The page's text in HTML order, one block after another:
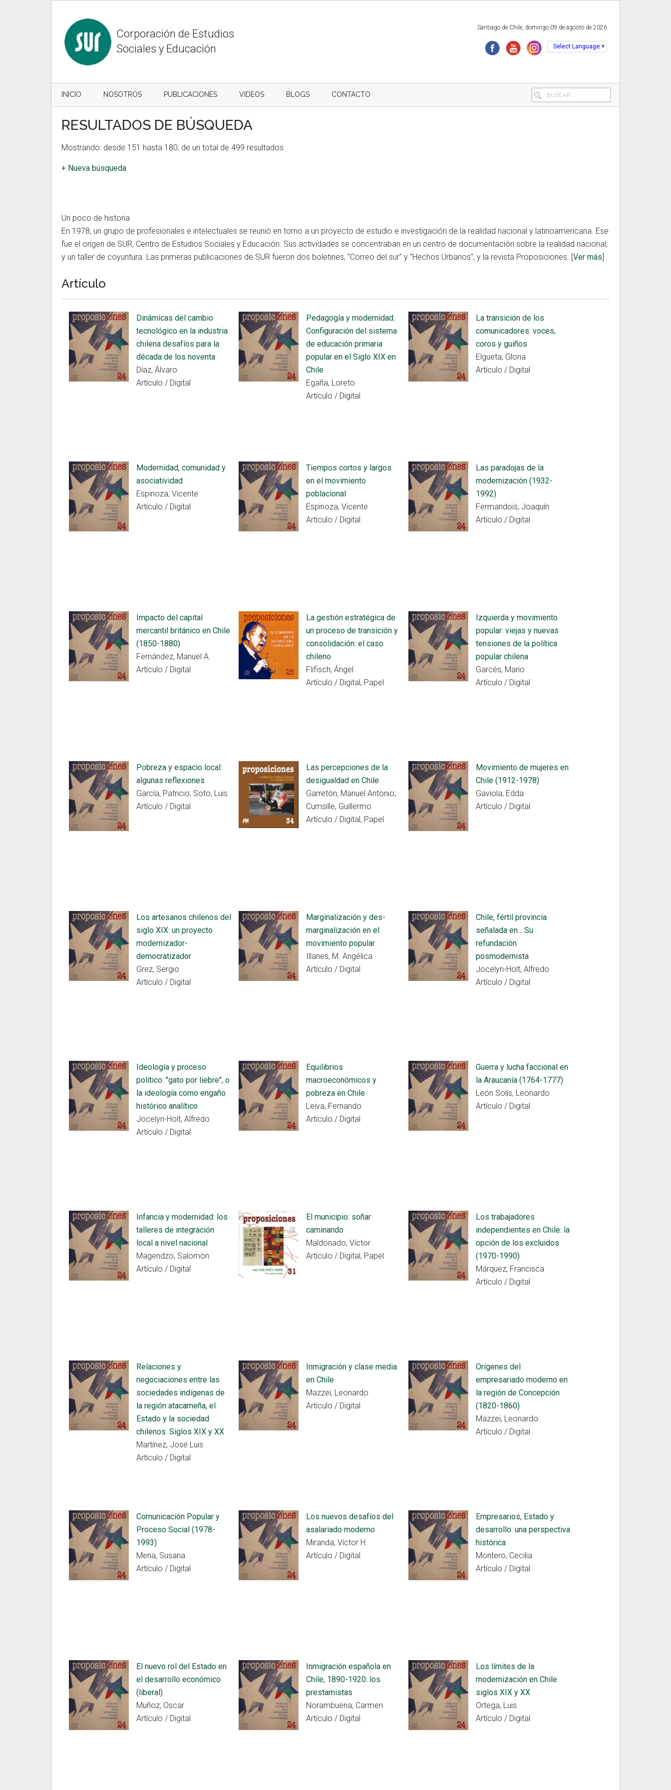
Corporación de Estudios
Sociales y Educación
Santiago de Chile, domingo 09 de agosto de 2026
Select Language ▼
INICIO NOSOTROS PUBLICACIONES VIDEOS BLOGS CONTACTO BUSCAR
RESULTADOS DE BÚSQUEDA
Mostrando: desde 151 hasta 180, de un total de 499 resultados
+ Nueva búsqueda
Un poco de historia
En 1978, un grupo de profesionales e intelectuales se reunió en torno a un proyecto de estudio e investigación de la realidad nacional y latinoamericana. Ese
fue el origen de SUR, Centro de Estudios Sociales y Educación. Sus actividades se concentraban en un centro de documentación sobre la realidad nacional,
y un taller de coyuntura. Las primeras publicaciones de SUR fueron dos boletines, "Correo del sur" y "Hechos Urbanos", y la revista Proposiciones. [Ver más]
Artículo
Dinámicas del cambio
tecnológico en la industria
chilena desafíos para la
década de los noventa
Díaz, Álvaro
Artículo / Digital
Pedagogía y modernidad.
Configuración del sistema
de educación primaria
popular en el Siglo XIX en
Chile
Egaña, Loreto
Artículo / Digital
La transición de los
comunicadores: voces,
coros y guiños
Elgueta, Gloria
Artículo / Digital
Modernidad, comunidad y
asociatividad
Espinoza, Vicente
Artículo / Digital
Tiempos cortos y largos
en el movimiento
poblacional
Espinoza, Vicente
Artículo / Digital
Las paradojas de la
modernización (1932-
1992)
Fermandois, Joaquín
Artículo / Digital
Impacto del capital
mercantil británico en Chile
(1850-1880)
Fernández, Manuel A.
Artículo / Digital
La gestión estratégica de
un proceso de transición y
consolidación: el caso
chileno
Flifisch, Ángel
Artículo / Digital, Papel
Izquierda y movimiento
popular: viejas y nuevas
tensiones de la política
popular chilena
Garcés, Mario
Artículo / Digital
Pobreza y espacio local:
algunas reflexiones
García, Patricio; Soto, Luis
Artículo / Digital
Las percepciones de la
desigualdad en Chile
Garretón, Manuel Antonio;
Cumsille, Guillermo
Artículo / Digital, Papel
Movimiento de mujeres en
Chile (1912-1978)
Gaviola, Edda
Artículo / Digital
Los artesanos chilenos del
siglo XIX: un proyecto
modernizador-
democratizador
Grez, Sergio
Artículo / Digital
Marginalización y des-
marginalización en el
movimiento popular
Illanes, M. Angélica
Artículo / Digital
Chile, fértil provincia
señalada en... Su
refundación
posmodernista
Jocelyn-Holt, Alfredo
Artículo / Digital
Ideología y proceso
político: "gato por liebre", o
la ideología como engaño
histórico analítico
Jocelyn-Holt, Alfredo
Artículo / Digital
Equilibrios
macroeconómicos y
pobreza en Chile
Leiva, Fernando
Artículo / Digital
Guerra y lucha faccional en
la Araucanía (1764-1777)
León Solís, Leonardo
Artículo / Digital
Infancia y modernidad: los
talleres de integración
local a nivel nacional
Magendzo, Salomón
Artículo / Digital
El municipio: soñar
caminando
Maldonado, Víctor
Artículo / Digital, Papel
Los trabajadores
independientes en Chile: la
opción de los excluidos
(1970-1990)
Márquez, Francisca
Artículo / Digital
Relaciones y
negociaciones entre las
sociedades indígenas de
la región atacameña, el
Estado y la sociedad
chilenos. Siglos XIX y XX
Martínez, José Luis
Artículo / Digital
Inmigración y clase media
en Chile
Mazzei, Leonardo
Artículo / Digital
Orígenes del
empresariado moderno en
la región de Concepción
(1820-1860)
Mazzei, Leonardo
Artículo / Digital
Comunicación Popular y
Proceso Social (1978-
1993)
Mena, Susana
Artículo / Digital
Los nuevos desafíos del
asalariado moderno
Miranda, Víctor H.
Artículo / Digital
Empresarios, Estado y
desarrollo: una perspectiva
histórica
Montero, Cecilia
Artículo / Digital
El nuevo rol del Estado en
el desarrollo económico
(liberal)
Muñoz, Oscar
Artículo / Digital
Inmigración española en
Chile, 1890-1920: los
prestamistas
Norambuena, Carmen
Artículo / Digital
Los límites de la
modernización en Chile
siglos XIX y XX
Ortega, Luis
Artículo / Digital